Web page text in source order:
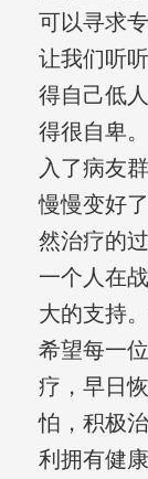
可以寻求
让我们听
得自己低
得很自卑
入了病友
慢慢变好
然治疗的
一个人在
大的支持
希望每一
疗，早日
怕，积极
利拥有健